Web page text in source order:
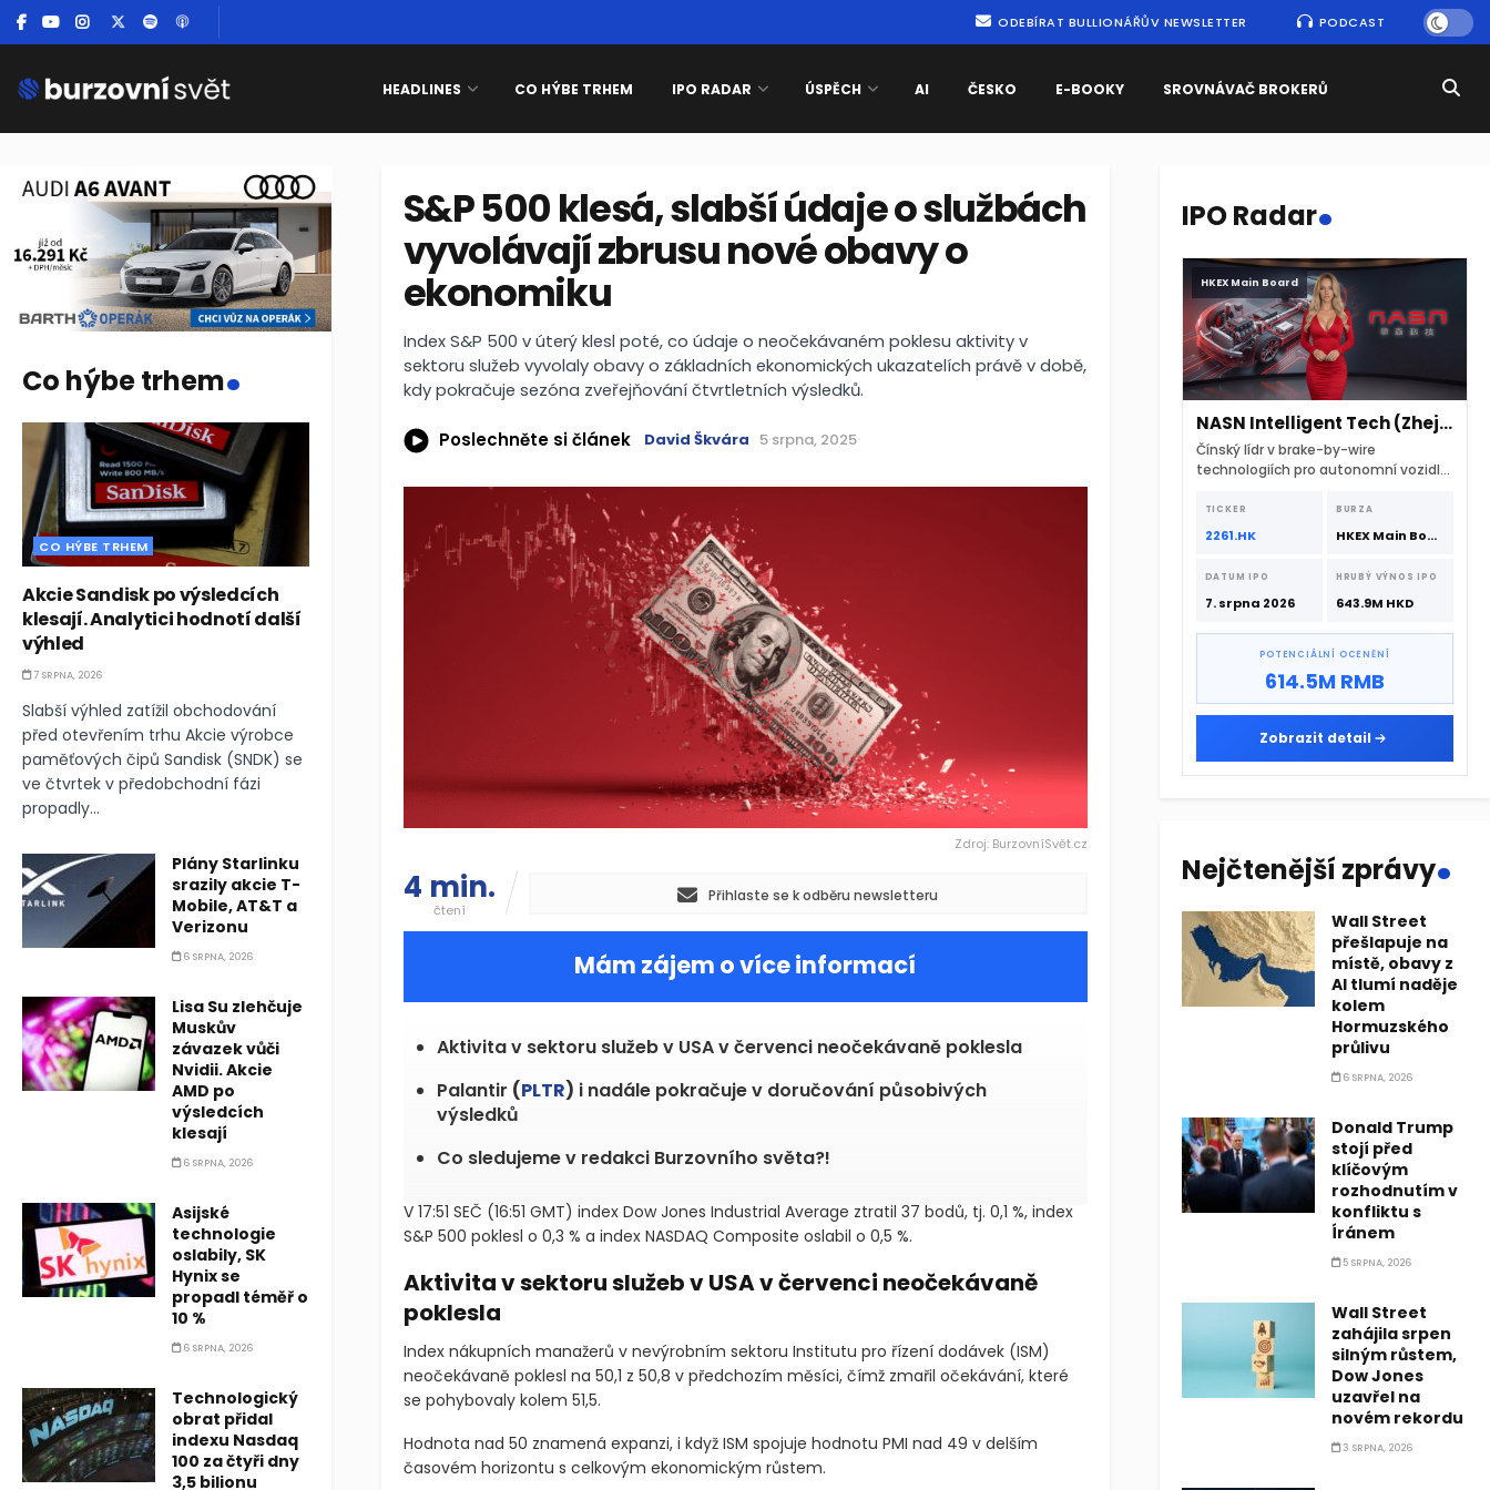
ODEBÍRAT BULLIONÁŘŮV NEWSLETTER PODCAST
HEADLINES CO HÝBE TRHEM IPO RADAR ÚSPĚCH AI ČESKO E-BOOKY SROVNÁVAČ BROKERŮ
S&P 500 klesá, slabší údaje o službách
vyvolávají zbrusu nové obavy o
ekonomiku
Index S&P 500 v úterý klesl poté, co údaje o neočekávaném poklesu aktivity v
sektoru služeb vyvolaly obavy o základních ekonomických ukazatelích právě v době,
kdy pokračuje sezóna zveřejňování čtvrtletních výsledků.
Poslechněte si článek David Škvára 5 srpna, 2025
Zdroj: BurzovníSvět.cz
4 min.
čtení
Přihlaste se k odběru newsletteru
Mám zájem o více informací
Aktivita v sektoru služeb v USA v červenci neočekávaně poklesla
Palantir (PLTR) i nadále pokračuje v doručování působivých
výsledků
Co sledujeme v redakci Burzovního světa?!
V 17:51 SEČ (16:51 GMT) index Dow Jones Industrial Average ztratil 37 bodů, tj. 0,1 %, index
S&P 500 poklesl o 0,3 % a index NASDAQ Composite oslabil o 0,5 %.
Aktivita v sektoru služeb v USA v červenci neočekávaně
poklesla
Index nákupních manažerů v nevýrobním sektoru Institutu pro řízení dodávek (ISM)
neočekávaně poklesl na 50,1 z 50,8 v předchozím měsíci, čímž zmařil očekávání, které
se pohybovaly kolem 51,5.
Hodnota nad 50 znamená expanzi, i když ISM spojuje hodnotu PMI nad 49 v delším
časovém horizontu s celkovým ekonomickým růstem.
Co hýbe trhem.
CO HÝBE TRHEM
Akcie Sandisk po výsledcích
klesají. Analytici hodnotí další
výhled
7 SRPNA, 2026
Slabší výhled zatížil obchodování
před otevřením trhu Akcie výrobce
paměťových čipů Sandisk (SNDK) se
ve čtvrtek v předobchodní fázi
propadly...
Plány Starlinku
srazily akcie T-
Mobile, AT&T a
Verizonu
6 SRPNA, 2026
Lisa Su zlehčuje
Muskův
závazek vůči
Nvidii. Akcie
AMD po
výsledcích
klesají
6 SRPNA, 2026
Asijské
technologie
oslabily, SK
Hynix se
propadl téměř o
10 %
6 SRPNA, 2026
Technologický
obrat přidal
indexu Nasdaq
100 za čtyři dny
3,5 bilionu
IPO Radar.
HKEX Main Board
NASN Intelligent Tech (Zhejiang)
Čínský lídr v brake-by-wire
technologiích pro autonomní vozidla
srpna 2026 s podporou CATL a
Hillhouse Investment.
TICKER
2261.HK
BURZA
HKEX Main Board
DATUM IPO
7. srpna 2026
HRUBÝ VÝNOS IPO
643.9M HKD
POTENCIÁLNÍ OCENĚNÍ
614.5M RMB
Zobrazit detail
Nejčtenější zprávy.
Wall Street
přešlapuje na
místě, obavy z
AI tlumí naděje
kolem
Hormuzského
průlivu
6 SRPNA, 2026
Donald Trump
stojí před
klíčovým
rozhodnutím v
konfliktu s
Íránem
5 SRPNA, 2026
Wall Street
zahájila srpen
silným růstem,
Dow Jones
uzavřel na
novém rekordu
3 SRPNA, 2026